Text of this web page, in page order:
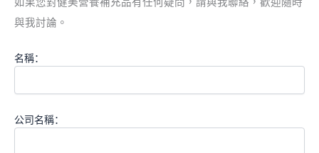
與我討論。
名稱：
公司名稱：